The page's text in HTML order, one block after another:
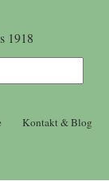
1918
Kontakt & Blog